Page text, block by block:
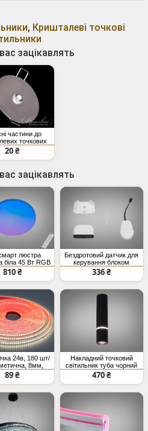
, Кришталеві точкові
зацікавлять
частини до
точкових
світлодіод
20 ₴
зацікавлять
люстра
біла 45 Вт RGB
пульт
810 ₴
Бездротовий датчик для
керування блоком
живлення LED стрічки,
PIR, присутність людини
336 ₴
24в, 180 шт/
8мм,
89 ₴
Накладний точковий
світильник туба чорний
GU10
470 ₴